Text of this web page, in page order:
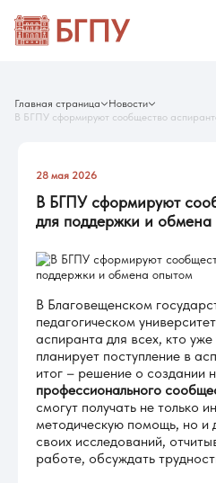
Главная страница
Новости
В БГПУ сформируют сообщество
28 мая 2026
В БГПУ сформируют
для поддержки и
В Благовещенском
педагогическом
аспиранта для всех, кто уже
планирует поступление в
итог – решение о создании
профессионального
смогут получать не только
методическую помощь, но и
своих исследований,
работе, обсуждать